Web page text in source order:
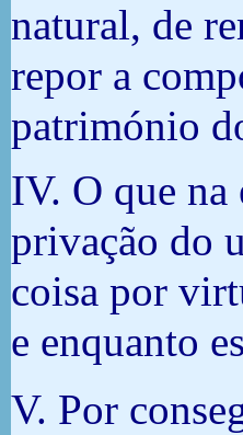
natural, de
repor a
património
IV. O que na
privação do
coisa por
e enquanto
V. Por